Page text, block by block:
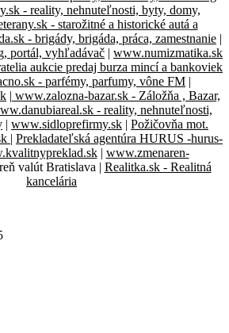
- reality, nehnuteľnosti, byty, domy,
- starožitné a historické autá a
- brigády, brigáda, práca, zamestnanie |
portál, vyhľadávač | www.numizmatika.sk
aukcie predaj burza mincí a bankoviek
- parfémy, parfumy, vône FM |
| www.zalozna-bazar.sk - Záložňa , Bazar,
- reality, nehnuteľnosti,
| www.sidloprefirmy.sk | Požičovňa mot.
| Prekladateľská agentúra HURUS -hurus-
| www.zmenaren-
valút Bratislava | Realitka.sk - Realitná
kancelária